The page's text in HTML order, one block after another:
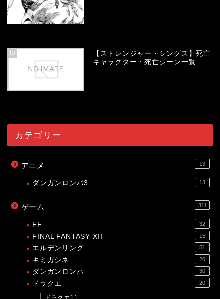
10
【ストレンジャー・シングス】死亡
キャラクター・死亡シーン一覧
カテゴリー
アニメ 13
ダンガンロンパ3 13
ゲーム 311
FF 32
FINAL FANTASY XII 15
エルデンリング 51
キミガシネ 20
ダンガンロンパ 30
ドラクエ 20